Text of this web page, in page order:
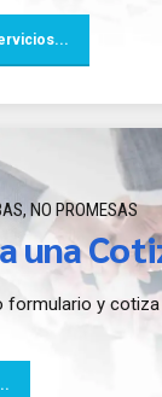
NO PROMESAS
una
formulario y